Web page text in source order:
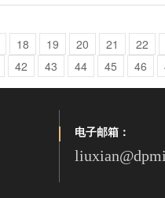
18 19 20 21 22
42 43 44 45 46
电子邮箱：